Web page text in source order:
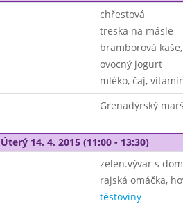
chřestová
treska na másle
bramborová
ovocný jogurt
mléko, čaj,
Grenadýrský
Úterý 14. 4. 2015 (11:00 - 13:30)
zelen.vývar s
rajská omáčka,
těstoviny